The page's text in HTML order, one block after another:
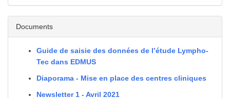
Documents
Guide de saisie des données de l’étude Lympho-
Tec dans EDMUS
Diaporama - Mise en place des centres cliniques
Newsletter 1 - Avril 2021